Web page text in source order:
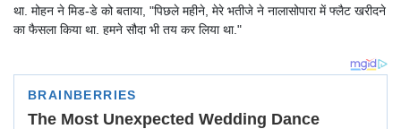
था. मोहन ने मिड-डे को बताया, "पिछले महीने, मेरे भतीजे ने नालासोपारा में फ्लैट खरीदने
का फैसला किया था. हमने सौदा भी तय कर लिया था."